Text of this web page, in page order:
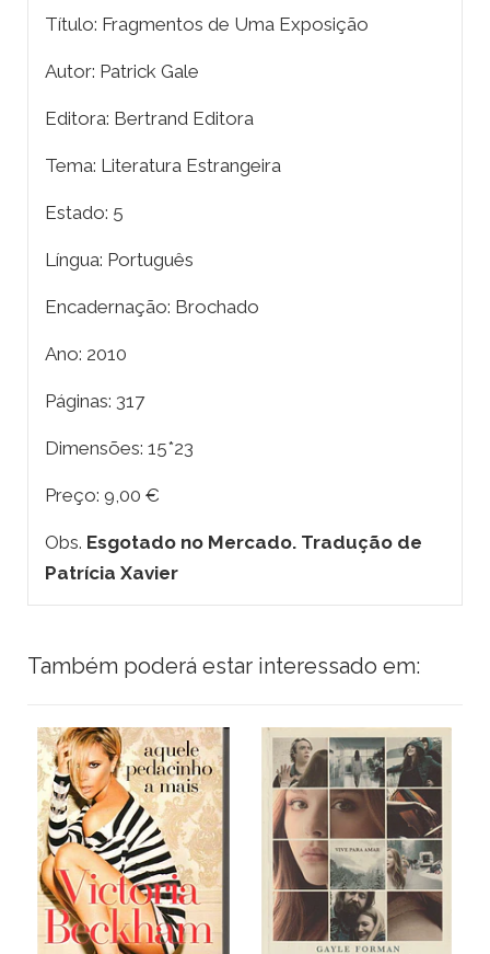
Título: Fragmentos de Uma Exposição
Autor: Patrick Gale
Editora: Bertrand Editora
Tema: Literatura Estrangeira
Estado: 5
Língua: Português
Encadernação: Brochado
Ano: 2010
Páginas: 317
Dimensões: 15*23
Preço: 9,00 €
Obs. Esgotado no Mercado. Tradução de
Patrícia Xavier
Também poderá estar interessado em: